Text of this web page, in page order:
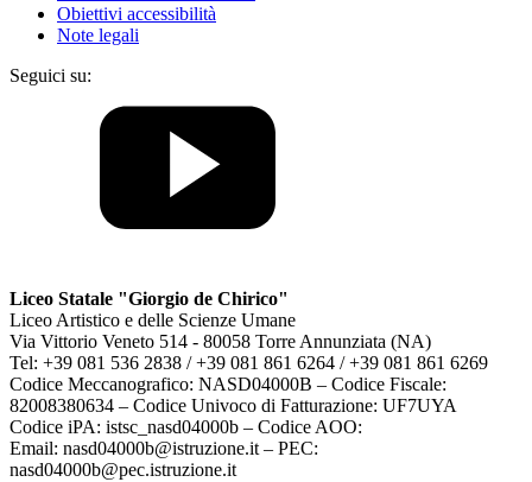
Obiettivi accessibilità
Note legali
Seguici su:
Liceo Statale "Giorgio de Chirico"
Liceo Artistico e delle Scienze Umane
Via Vittorio Veneto 514 - 80058 Torre Annunziata (NA)
Tel: +39 081 536 2838 / +39 081 861 6264 / +39 081 861 6269
Codice Meccanografico: NASD04000B – Codice Fiscale:
82008380634 – Codice Univoco di Fatturazione: UF7UYA
Codice iPA: istsc_nasd04000b – Codice AOO:
Email: nasd04000b@istruzione.it – PEC:
nasd04000b@pec.istruzione.it